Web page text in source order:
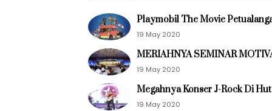
Playmobil The Movie
19 May 2020
MERIAHNYA SEMINAR
19 May 2020
Megahnya Konser J-Rock Di Hut
19 May 2020